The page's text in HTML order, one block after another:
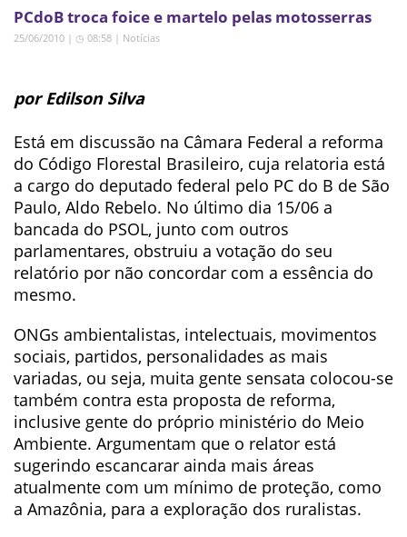
PCdoB troca foice e martelo pelas motosserras
25/06/2010 | ◷ 08:58 | Notícias
por Edilson Silva
Está em discussão na Câmara Federal a reforma
do Código Florestal Brasileiro, cuja relatoria está
a cargo do deputado federal pelo PC do B de São
Paulo, Aldo Rebelo. No último dia 15/06 a
bancada do PSOL, junto com outros
parlamentares, obstruiu a votação do seu
relatório por não concordar com a essência do
mesmo.
ONGs ambientalistas, intelectuais, movimentos
sociais, partidos, personalidades as mais
variadas, ou seja, muita gente sensata colocou-se
também contra esta proposta de reforma,
inclusive gente do próprio ministério do Meio
Ambiente. Argumentam que o relator está
sugerindo escancarar ainda mais áreas
atualmente com um mínimo de proteção, como
a Amazônia, para a exploração dos ruralistas.